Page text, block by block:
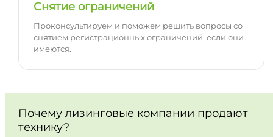
Снятие ограничений
Проконсультируем и поможем решить вопросы со
снятием регистрационных ограничений, если они
имеются.
Почему лизинговые компании продают
технику?